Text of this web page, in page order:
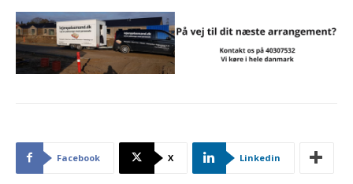
Facebook X Linkedin